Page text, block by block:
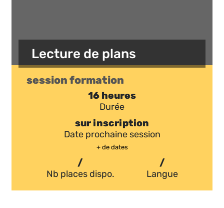
Lecture de plans
session formation
16 heures
Durée
sur inscription
Date prochaine session
+ de dates
/
Nb places dispo.
/
Langue